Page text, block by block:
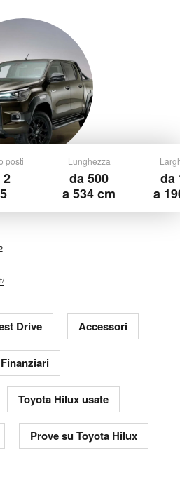
posti
2
Lunghezza
da 500
a 534 cm
da
a
Drive Accessori
Toyota Hilux usate
Prove su Toyota Hilux